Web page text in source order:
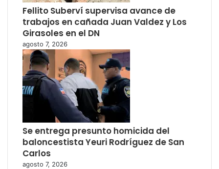
Fellito Suberví supervisa avance de
trabajos en cañada Juan Valdez y Los
Girasoles en el DN
agosto 7, 2026
Se entrega presunto homicida del
baloncestista Yeuri Rodríguez de San
Carlos
agosto 7, 2026